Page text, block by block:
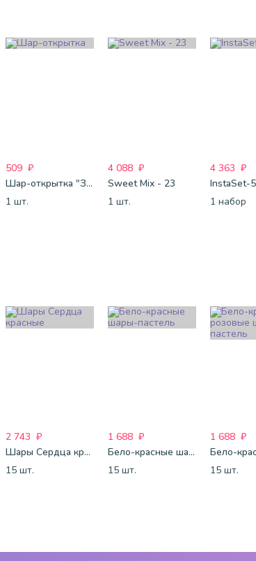
509 ₽
Шар-открытка "Звезда" (45 см) - 1
1 шт.
4 088 ₽
Sweet Mix - 23
1 шт.
4 363 ₽
InstaSet-
1 набор
2 743 ₽
Шары Сердца красные
15 шт.
1 688 ₽
Бело-красные шары-пастель
15 шт.
1 688 ₽
15 шт.